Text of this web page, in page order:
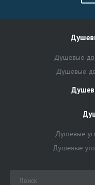
Душевые
Душевые
Душевые
Душевые